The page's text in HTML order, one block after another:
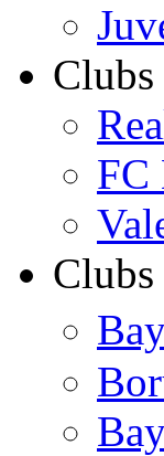
Clubs
FC